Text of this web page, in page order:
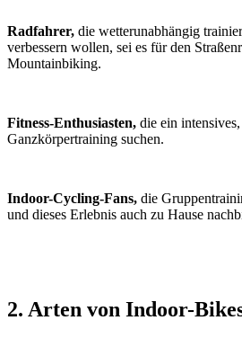
Radfahrer, die wetterunabhängig
verbessern wollen, sei es für den
Mountainbiking.
Fitness-Enthusiasten, die ein
Ganzkörpertraining suchen.
Indoor-Cycling-Fans, die
und dieses Erlebnis auch zu Hause
2. Arten von Indoor-